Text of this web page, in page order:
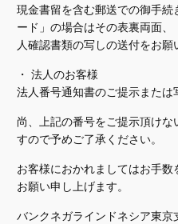
現金書留を含む郵送での御手
ード」の場合はその表裏両面
人確認書類の写しの送付をお願
・ 法人のお客様
法人番号通知書のご提示または
尚、上記の番号をご提示頂け
すので予めご了承ください。
お客様におかれましてはお手数
お願い申し上げます。
バンクネガラインドネシア東京